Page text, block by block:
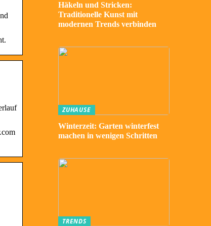
Häkeln und Stricken:
Traditionelle Kunst mit
modernen Trends verbinden
ZUHAUSE
Winterzeit: Garten winterfest
machen in wenigen Schritten
TRENDS